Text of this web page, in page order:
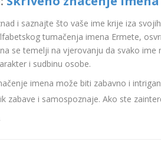
i saznajte što vaše ime krije iza
tumačenja imena Ermete,
se temelji na vjerovanju da svako ime
i sudbinu osobe.
imena može biti zabavno i
zabave i samospoznaje. Ako ste